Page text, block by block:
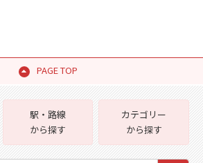
PAGE TOP
駅・路線
から探す
カテゴリー
から探す